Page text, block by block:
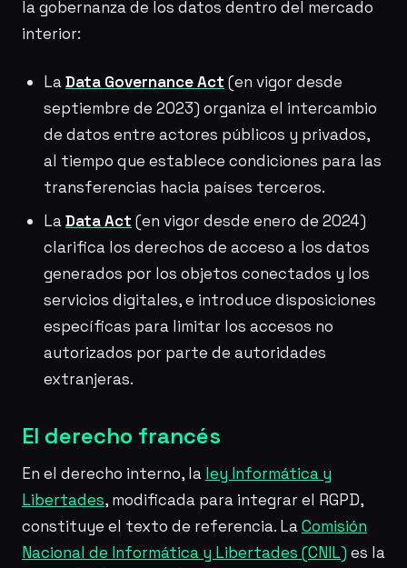
la gobernanza de los datos dentro del mercado
interior:
LaData Governance Act (en vigor desde
septiembre de 2023) organiza el intercambio
de datos entre actores públicos y privados,
al tiempo que establece condiciones para las
transferencias hacia países terceros.
LaData Act (en vigor desde enero de 2024)
clarifica los derechos de acceso a los datos
generados por los objetos conectados y los
servicios digitales, e introduce disposiciones
específicas para limitar los accesos no
autorizados por parte de autoridades
extranjeras.
El derecho francés
En el derecho interno, la ley Informática y
Libertades, modificada para integrar el RGPD,
constituye el texto de referencia. LaComisión
Nacional de Informática y Libertades (CNIL) es la